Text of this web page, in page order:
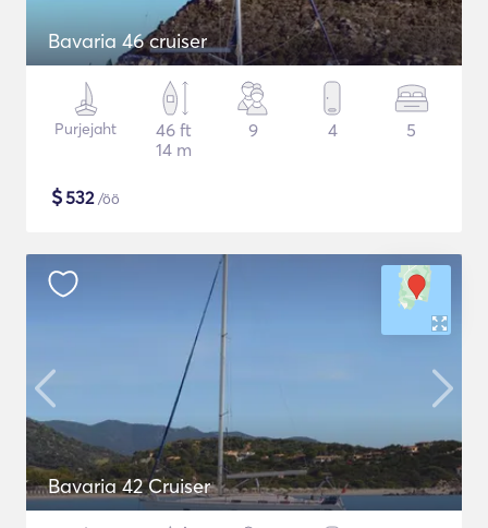
Bavaria 46 cruiser
Purjejaht
46 ft
14 m
9 4 5
$532/öö
Bavaria 42 Cruiser